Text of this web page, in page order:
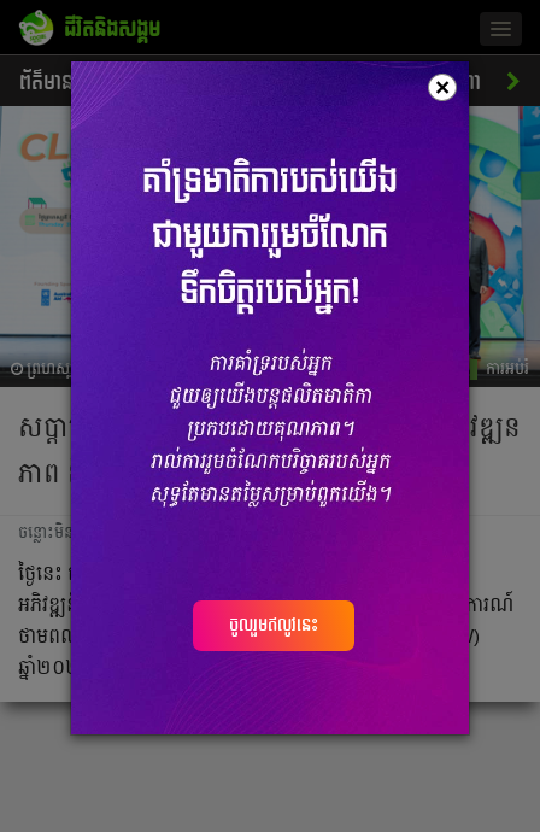
ជីវិតនិងសង្គម
ព័ត៌មាន សេដ្ឋកិច្ច ស្នេហា
ព្រហស្បតិ៍, 31 តុលា 2024 07:56 ការអប់រំ
សប្តាហ៍ថាមពលស្អាតឆ្នាំ២០២៤៖ ការបង្ហាញពីវឌ្ឍន
ភាព និងមហិច្ឆតាក្នុងសកម្មភាពរបស់កម្ពុជា
ចន្លោះមិនឃើញ
ថ្ងៃនេះ តំណាងរាជរដ្ឋាភិបាលកម្ពុជា ប្រទេសអូស្ត្រាលី និងកម្មវិធី
អភិវឌ្ឍន៍សហប្រជាជាតិ (UNDP) បានប្រារព្ធពិធីបើកសម្ពោធព្រឹត្តិការណ៍
ថាមពលស្អាតដ៏ធំបំផុតរបស់កម្ពុជា គឺសប្តាហ៍ថាមពលស្អាត (CEW)
ឆ្នាំ២០២៤ ។
×
ចូលរួមឥលូវនេះ